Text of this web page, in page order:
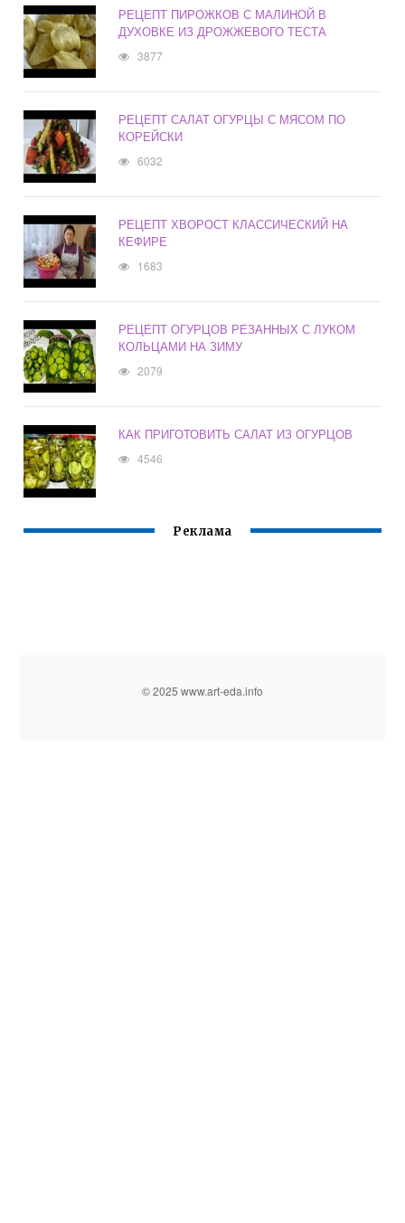
РЕЦЕПТ ПИРОЖКОВ С МАЛИНОЙ В
ДУХОВКЕ ИЗ ДРОЖЖЕВОГО ТЕСТА
3877
РЕЦЕПТ САЛАТ ОГУРЦЫ С МЯСОМ ПО
КОРЕЙСКИ
6032
РЕЦЕПТ ХВОРОСТ КЛАССИЧЕСКИЙ НА
КЕФИРЕ
1683
РЕЦЕПТ ОГУРЦОВ РЕЗАННЫХ С ЛУКОМ
КОЛЬЦАМИ НА ЗИМУ
2079
КАК ПРИГОТОВИТЬ САЛАТ ИЗ ОГУРЦОВ
4546
Реклама
© 2025 www.art-eda.info